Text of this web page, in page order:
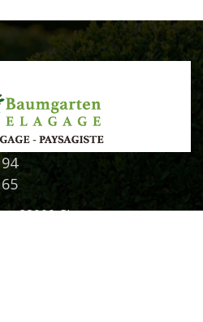
- 28000 Chartres